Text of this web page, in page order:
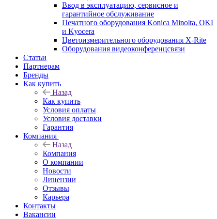
Ввод в эксплуатацию, сервисное и
гарантийное обслуживание
Печатного оборудования Konica Minolta, OKI
и Kyocera
Цветоизмерительного оборудования X-Rite
Оборудования видеоконференцсвязи
Статьи
Партнерам
Бренды
Как купить
Назад
Как купить
Условия оплаты
Условия доставки
Гарантия
Компания
Назад
Компания
О компании
Новости
Лицензии
Отзывы
Карьера
Контакты
Вакансии